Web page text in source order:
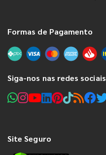
Formas de Pagamento
Siga-nos nas redes sociais
Site Seguro